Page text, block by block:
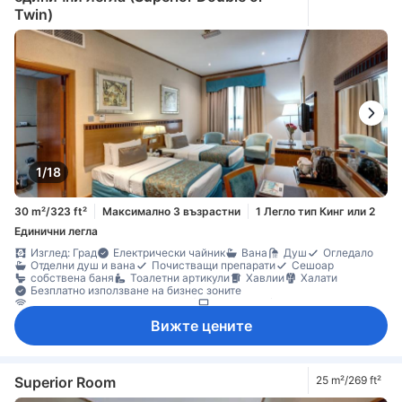
Бебешко креватче (при запитване)
Twin)
1/18
30 m²/323 ft² Максимално 3 възрастни
1 Легло тип Кинг или 2
Единични легла
Изглед: Град
Електрически чайник Вана Душ
Огледало
Отделни душ и вана
Почистващи препарати
Сешоар
собствена баня
Тоалетни артикули Хавлии
Халати
Безплатно използване на бизнес зоните
Достъп до интернет (безжичен)
Сателитна/кабелна телевизия
Достъп до ексклузивен лоундж
Ел. контакт близо до леглото
Възможност за свръзка на стаите
Килими
Кофи за боклук
Вижте цените
Superior Room 25 m²/269 ft²